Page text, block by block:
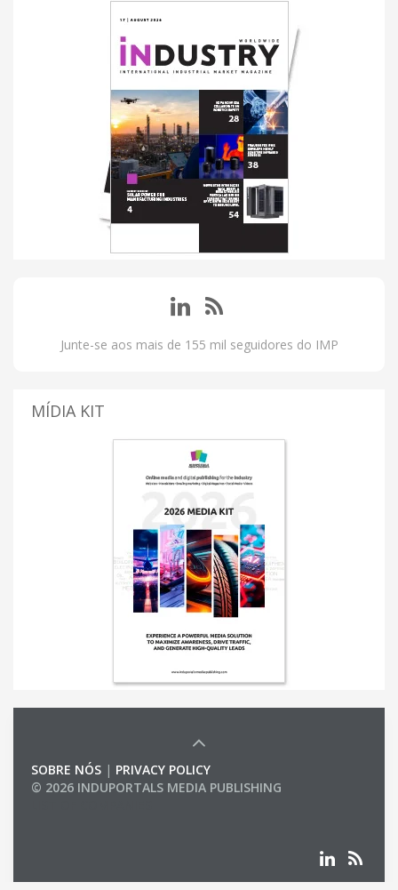
Junte-se aos mais de 155 mil seguidores do IMP
MÍDIA KIT
SOBRE NÓS | PRIVACY POLICY
© 2026 INDUPORTALS MEDIA PUBLISHING